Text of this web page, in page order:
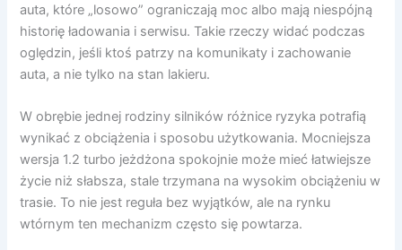
auta, które „losowo” ograniczają moc albo mają niespójną
historię ładowania i serwisu. Takie rzeczy widać podczas
oględzin, jeśli ktoś patrzy na komunikaty i zachowanie
auta, a nie tylko na stan lakieru.
W obrębie jednej rodziny silników różnice ryzyka potrafią
wynikać z obciążenia i sposobu użytkowania. Mocniejsza
wersja 1.2 turbo jeżdżona spokojnie może mieć łatwiejsze
życie niż słabsza, stale trzymana na wysokim obciążeniu w
trasie. To nie jest reguła bez wyjątków, ale na rynku
wtórnym ten mechanizm często się powtarza.